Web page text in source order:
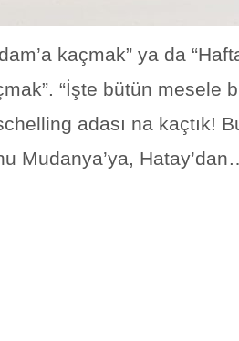
kaçmak” ya da
“İşte bütün mesele
adası na kaçtık!
Mudanya’ya,